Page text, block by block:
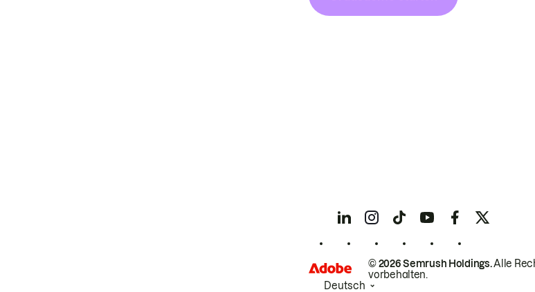
© 2026 Semrush Holdings.Alle
vorbehalten.
Deutsch